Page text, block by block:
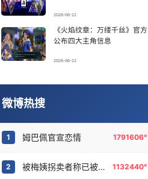
15 国际名校扎堆来中国 6573479°
16
2026-06-22
《火焰纹章：万缕千丝》官方
公布四大主角信息
2026-06-22
微博热搜
1 姆巴佩官宣恋情 1791606°
2 被梅姨拐卖者称已被养父母删除 1132440°